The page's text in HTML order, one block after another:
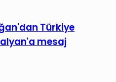
Türkiye
mesaj